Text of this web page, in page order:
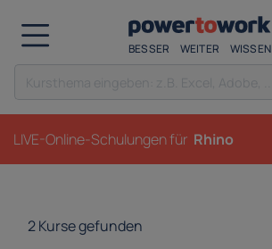
BESSER WEITER WISSEN
LIVE-Online-Schulungen für Rhino
2Kurse gefunden